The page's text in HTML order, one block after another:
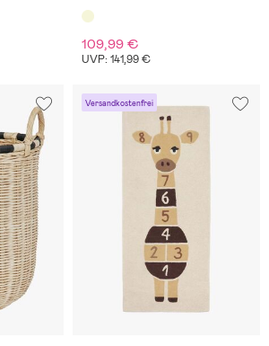
109,99 €
UVP: 141,99 €
Versandkostenfrei